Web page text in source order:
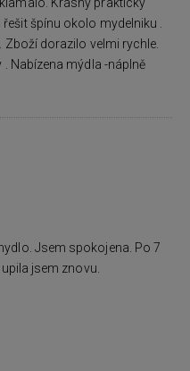
Krásný prakticky
špínu okolo mydelniku .
Zboží dorazilo velmi rychle.
Nabízena mýdla -náplně
Jsem spokojena. Po 7
jsem znovu.